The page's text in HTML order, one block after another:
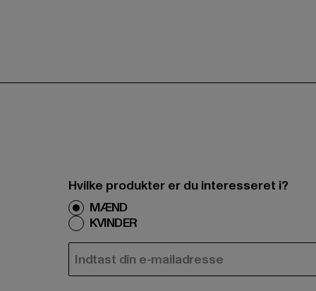
Hvilke produkter er du interesseret i?
MÆND
KVINDER
E-MAIL